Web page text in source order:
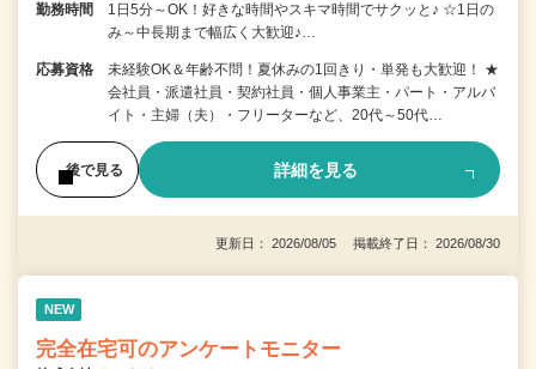
勤務時間
1日5分～OK！好きな時間やスキマ時間でサクッと♪ ☆1日の
み～中長期まで幅広く大歓迎♪…
応募資格
未経験OK＆年齢不問！夏休みの1回きり・単発も大歓迎！ ★
会社員・派遣社員・契約社員・個人事業主・パート・アルバ
イト・主婦（夫）・フリーターなど、20代～50代…
後で見る 詳細を見る
更新日： 2026/08/05 掲載終了日： 2026/08/30
NEW
完全在宅可のアンケートモニター